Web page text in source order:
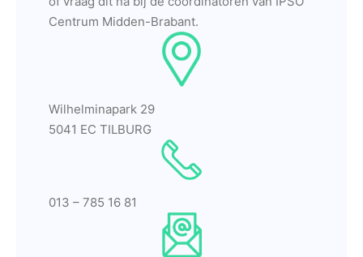
Centrum Midden-Brabant.
Wilhelminapark 29
5041 EC TILBURG
013 – 785 16 81